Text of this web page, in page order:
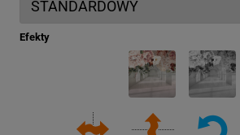
Efekty